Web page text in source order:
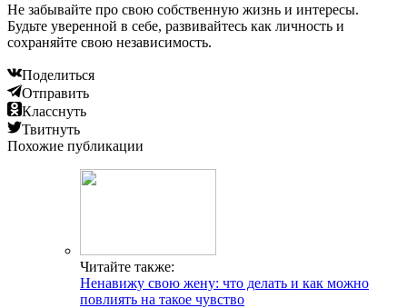
Не забывайте про свою собственную жизнь и интересы.
Будьте уверенной в себе, развивайтесь как личность и
сохраняйте свою независимость.
Поделиться
Отправить
Класснуть
Твитнуть
Похожие публикации
Читайте также:
Ненавижу свою жену: что делать и как можно
повлиять на такое чувство